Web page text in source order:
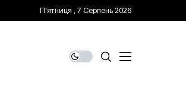
П’ятниця , 7 Серпень 2026